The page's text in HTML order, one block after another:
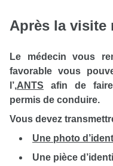
Après la visite
Le médecin vous
favorable vous
l’,ANTS afin de
permis de conduire.
Vous devez
Une photo
Une pièce